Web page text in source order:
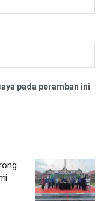
pada peramban ini